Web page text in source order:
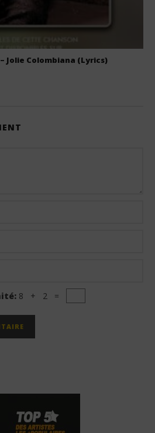
Jolie Colombiana (Lyrics)
8 + 2 =